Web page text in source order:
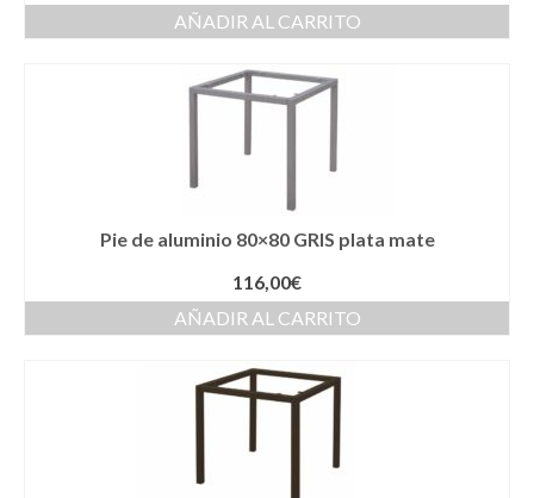
AÑADIR AL CARRITO
Pie de aluminio 80×80 GRIS plata mate
116,00€
AÑADIR AL CARRITO